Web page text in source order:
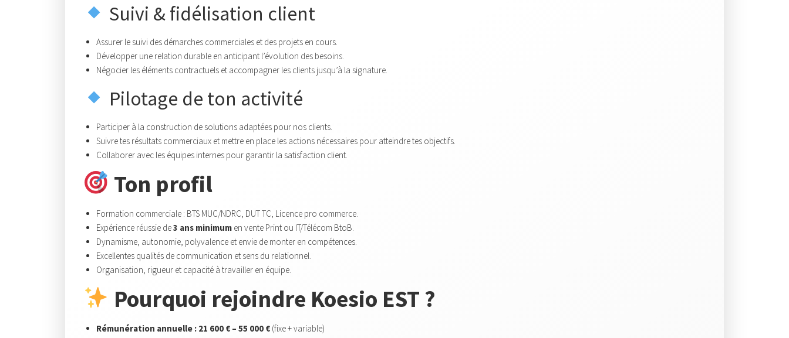
Suivi & fidélisation client
Assurer le suivi des démarches commerciales et des projets en cours.
Développer une relation durable en anticipant l’évolution des besoins.
Négocier les éléments contractuels et accompagner les clients jusqu’à la signature.
Pilotage de ton activité
Participer à la construction de solutions adaptées pour nos clients.
Suivre tes résultats commerciaux et mettre en place les actions nécessaires pour atteindre tes objectifs.
Collaborer avec les équipes internes pour garantir la satisfaction client.
Ton profil
Formation commerciale : BTS MUC/NDRC, DUT TC, Licence pro commerce.
Expérience réussie de3 ans minimumen vente Print ou IT/Télécom BtoB.
Dynamisme, autonomie, polyvalence et envie de monter en compétences.
Excellentes qualités de communication et sens du relationnel.
Organisation, rigueur et capacité à travailler en équipe.
Pourquoi rejoindre Koesio EST ?
Rémunération annuelle : 21 600 € – 55 000 €(fixe + variable)